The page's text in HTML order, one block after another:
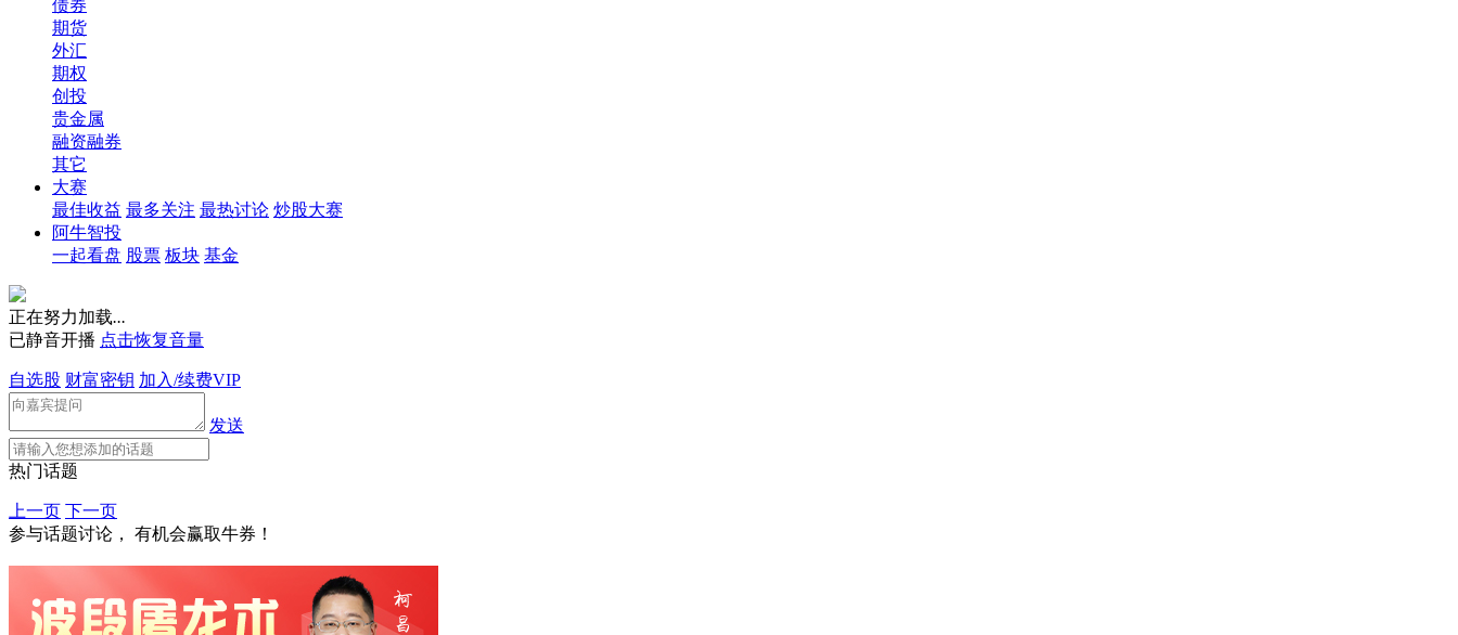
债券
期货
外汇
期权
创投
贵金属
融资融券
其它
大赛
最佳收益 最多关注 最热讨论 炒股大赛
阿牛智投
一起看盘 股票 板块 基金
正在努力加载...
已静音开播 点击恢复音量
自选股 财富密钥 加入/续费VIP
发送
热门话题
上一页 下一页
参与话题讨论， 有机会赢取牛券！